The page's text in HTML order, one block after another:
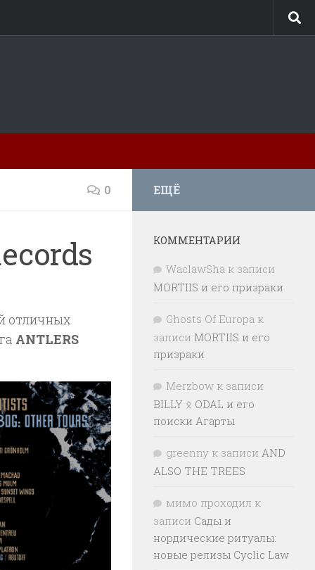
0
отличных
ANTLERS
ЕЩЁ
КОММЕНТАРИИ
WaclawSha к записи
MORTIIS и его призраки
Ghosts Of Europa к
записи MORTIIS и его
призраки
Merzbow к записи
BILLY ᛟ ODAL и его
поиски Агарты
greenny к записи AND
ALSO THE TREES
мимо проходил к
записи Сады и
нордические ритуалы:
новые релизы Cyclic Law